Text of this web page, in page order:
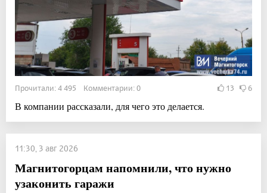
Прочитали: 4 495 Комментарии: 0 13 6
В компании рассказали, для чего это делается.
11:30, 3 авг 2026
Магнитогорцам напомнили, что нужно
узаконить гаражи